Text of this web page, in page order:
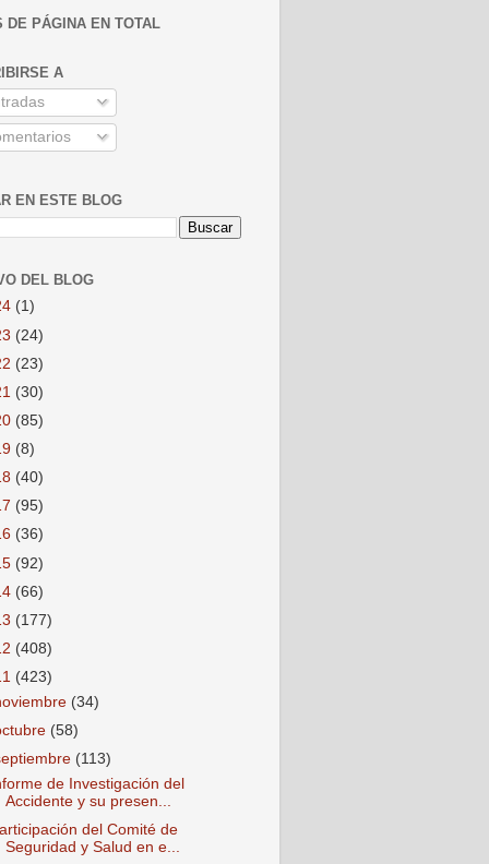
DE PÁGINA EN TOTAL
A
EN ESTE BLOG
DEL BLOG
(1)
(24)
(23)
(30)
(85)
(8)
(40)
(95)
(36)
(92)
(66)
(177)
(408)
(423)
(34)
(58)
(113)
de Investigación del
Accidente y su presen...
del Comité de
Seguridad y Salud en e...